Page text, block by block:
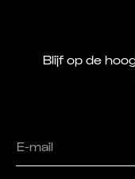
Blijf op de